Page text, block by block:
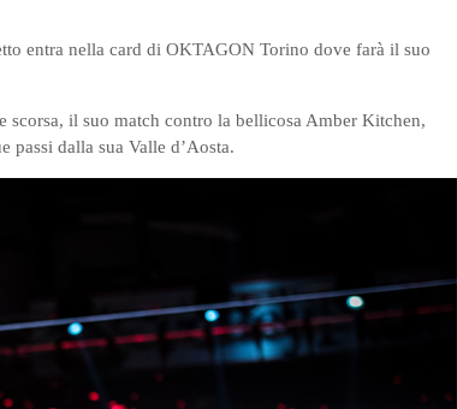
entra nella card di OKTAGON Torino dove farà il suo
scorsa, il suo match contro la bellicosa Amber Kitchen,
passi dalla sua Valle d’Aosta.